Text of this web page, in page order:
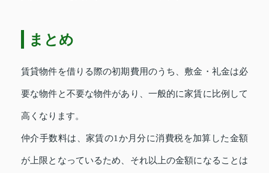
まとめ
賃貸物件を借りる際の初期費用のうち、敷金・礼金は必
要な物件と不要な物件があり、一般的に家賃に比例して
高くなります。
仲介手数料は、家賃の1か月分に消費税を加算した金額
が上限となっているため、それ以上の金額になることは